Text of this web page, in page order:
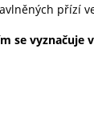
přízí
se vyznačuje